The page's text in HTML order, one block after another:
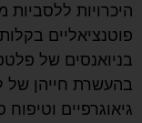
היכרויות
פוטנציאליים
בניואנסים של
בהעשרת חייהן של
גיאוגרפיים